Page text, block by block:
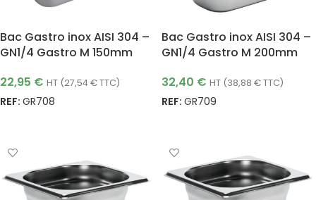
Bac Gastro inox AISI 304 –
GN1/4 Gastro M 150mm
22,95 € HT (27,54€TTC)
REF: GR708
Bac Gastro inox AISI 304 –
GN1/4 Gastro M 200mm
32,40 € HT (38,88 €TTC)
REF: GR709